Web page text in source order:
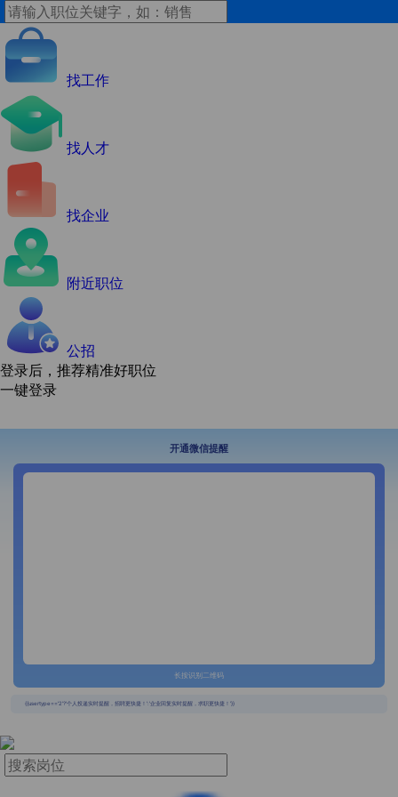
找工作
找人才
找企业
附近职位
公招
登录后，推荐精准好职位
一键登录
开通微信提醒
长按识别二维码
{{usertype=='2'?'个人投递实时提醒，招聘更快捷！':'企业回复实时提醒，求职更快捷！'}}